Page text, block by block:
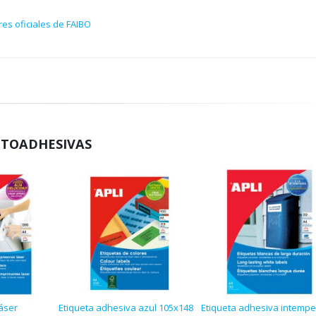
oficiales de FAIBO
Etiqueta adhesiva azul 105x148 Etiqueta adhesiva